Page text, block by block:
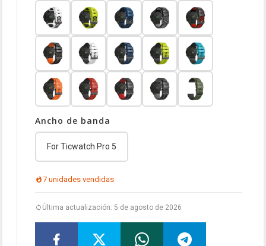
Ancho de banda
For Ticwatch Pro 5
7 unidades vendidas
Última actualización: 5 de agosto de 2026